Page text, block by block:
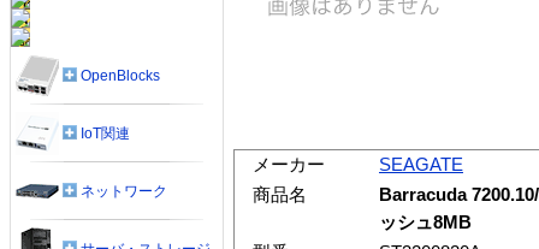
メーカー
SEAGATE
商品名
Barracuda
ッシュ8MB
OpenBlocks
IoT関連
ネットワーク